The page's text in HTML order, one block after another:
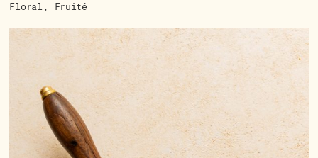
Floral, Fruité